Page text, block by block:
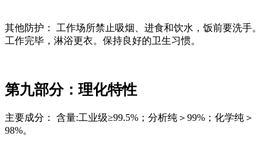
其他防护： 工作场所禁止吸烟、进食和饮水，饭前要洗手。
工作完毕，淋浴更衣。保持良好的卫生习惯。
第九部分：理化特性
主要成分： 含量:工业级≥99.5%；分析纯＞99%；化学纯＞
98%。